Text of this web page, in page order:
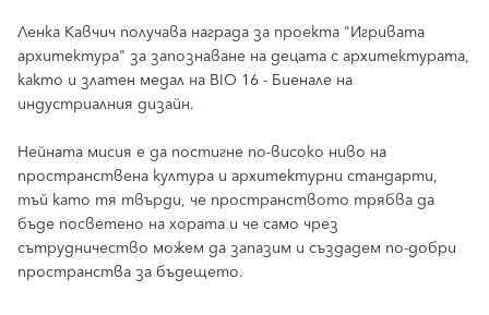
Ленка Кавчич получава награда за проекта "Игривата
архитектура" за запознаване на децата с архитектурата,
както и златен медал на BIO 16 - Биенале на
индустриалния дизайн.
Нейната мисия е да постигне по-високо ниво на
пространствена култура и архитектурни стандарти,
тъй като тя твърди, че пространството трябва да
бъде посветено на хората и че само чрез
сътрудничество можем да запазим и създадем по-добри
пространства за бъдещето.